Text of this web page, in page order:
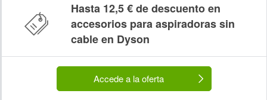
Hasta 12,5 € de descuento en
accesorios para aspiradoras sin
cable en Dyson
Accede a la oferta